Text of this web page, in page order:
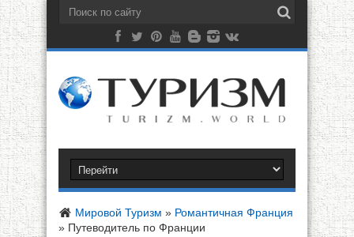
Мировой Туризм » Романтичная Франция
» Путеводитель по Франции